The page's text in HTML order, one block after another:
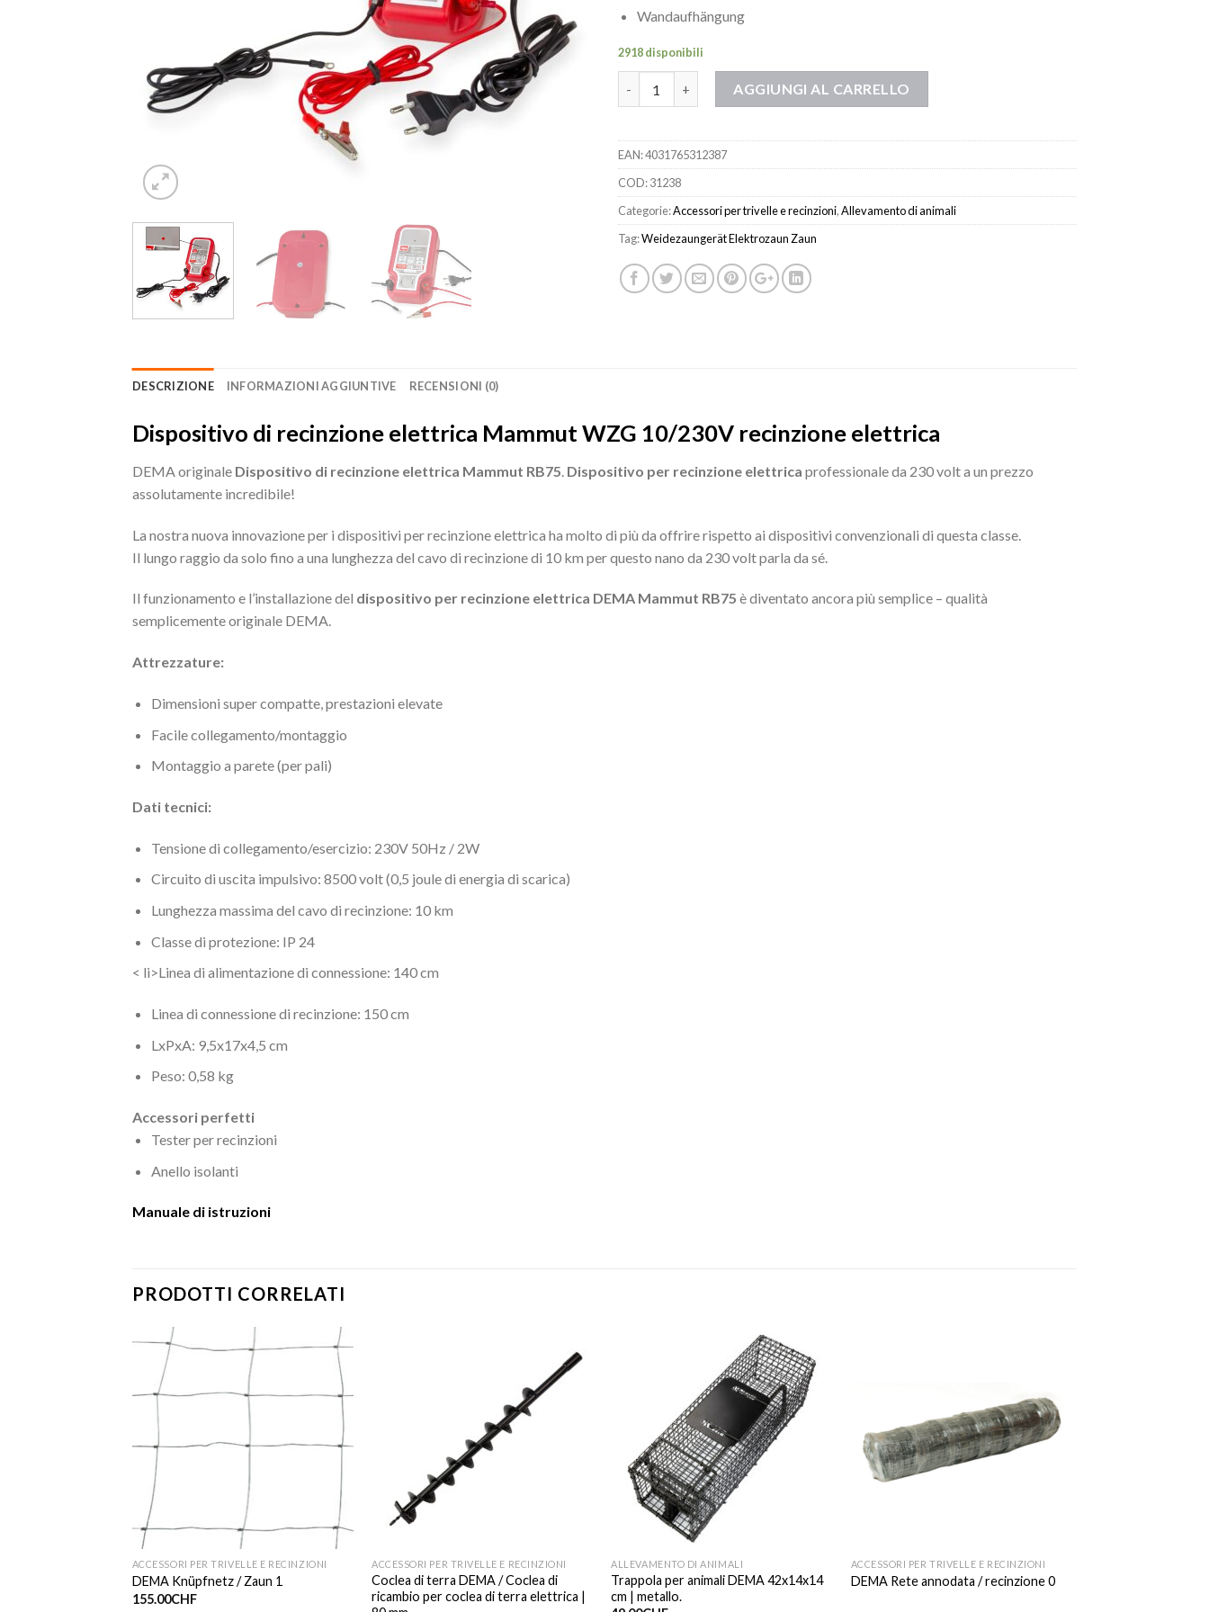
Wandaufhängung
2918 disponibili
AGGIUNGI AL CARRELLO
EAN:4031765312387
COD:31238
Categorie:Accessori per trivelle e recinzioni,Allevamento di animali
Tag:Weidezaungerät Elektrozaun Zaun
DESCRIZIONE INFORMAZIONI AGGIUNTIVE RECENSIONI (0)
Dispositivo di recinzione elettrica Mammut WZG 10/230V recinzione elettrica
DEMA originale Dispositivo di recinzione elettrica Mammut RB75. Dispositivo per recinzione elettrica professionale da 230 volt a un prezzo
assolutamente incredibile!
La nostra nuova innovazione per i dispositivi per recinzione elettrica ha molto di più da offrire rispetto ai dispositivi convenzionali di questa classe.
Il lungo raggio da solo fino a una lunghezza del cavo di recinzione di 10 km per questo nano da 230 volt parla da sé.
Il funzionamento e l’installazione del dispositivo per recinzione elettrica DEMA Mammut RB75 è diventato ancora più semplice – qualità
semplicemente originale DEMA.
Attrezzature:
Dimensioni super compatte, prestazioni elevate
Facile collegamento/montaggio
Montaggio a parete (per pali)
Dati tecnici:
Tensione di collegamento/esercizio: 230V 50Hz / 2W
Circuito di uscita impulsivo: 8500 volt (0,5 joule di energia di scarica)
Lunghezza massima del cavo di recinzione: 10 km
Classe di protezione: IP 24
< li>Linea di alimentazione di connessione: 140 cm
Linea di connessione di recinzione: 150 cm
LxPxA: 9,5x17x4,5 cm
Peso: 0,58 kg
Accessori perfetti
Tester per recinzioni
Anello isolanti
Manuale di istruzioni
PRODOTTI CORRELATI
ACCESSORI PER TRIVELLE E RECINZIONI
DEMA Knüpfnetz / Zaun 1
155.00CHF
ACCESSORI PER TRIVELLE E RECINZIONI
Coclea di terra DEMA / Coclea di
ricambio per coclea di terra elettrica |
ALLEVAMENTO DI ANIMALI
Trappola per animali DEMA 42x14x14
cm | metallo.
ACCESSORI PER TRIVELLE E RECINZIONI
DEMA Rete annodata / recinzione 0